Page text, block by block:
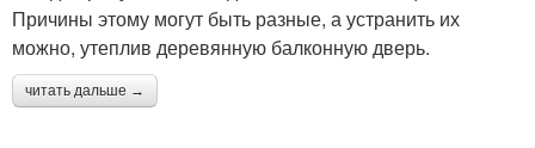
Причины этому могут быть разные, а устранить их
можно, утеплив деревянную балконную дверь.
читать дальше →